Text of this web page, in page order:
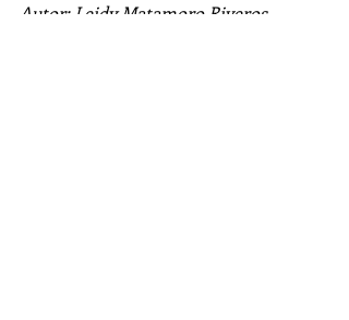
Autor: Leidy Matamoro Riveros.